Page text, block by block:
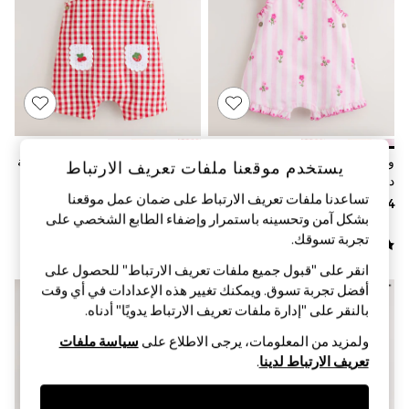
Shorts & Skirts
Sun Safe
Sun Hats & Caps
Sunglasses
Women's Holiday Shop
Women's Travel Styles
Dresses
Linen Collection
Tops & T-Shirts
Cover Ups & Kaftans
Sandals
Swimwear
Jumpsuits & Playsuits
Beachwear
Skirts
Trousers
Sunglasses
Sun Hats & Caps
Resort Styles
Boys' Holiday Shop
Boys' Travel Styles
Sunset Styles
Sets & Outfits
وردي مقلم - طقم 2 قطعة من
2 سنتين)
أحمر ـ طبعة مربعات - طقم 2 قطعة
شهر - 2 سنتين)
يستخدم موقعنا ملفات تعريف الارتباط
تساعدنا ملفات تعريف الارتباط على ضمان عمل موقعنا
بشكل آمن وتحسينه باستمرار وإضفاء الطابع الشخصي على
تجربة تسوقك.‏
انقر على "قبول جميع ملفات تعريف الارتباط" للحصول على
أفضل تجربة تسوق. ويمكنك تغيير هذه الإعدادات في أي وقت
بالنقر على "إدارة ملفات تعريف الارتباط يدويًا" أدناه.
ولمزيد من المعلومات، يرجى الاطلاع على سياسة ملفات
تعريف الارتباط لدينا.